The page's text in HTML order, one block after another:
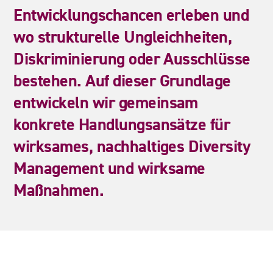
Entwicklungschancen erleben und
wo strukturelle Ungleichheiten,
Diskriminierung oderAusschlüsse
bestehen. Aufdieser Grundlage
entwickelnwir gemeinsam
konkrete Handlungsansätzefür
wirksames, nachhaltiges Diversity
Management undwirksame
Maßnahmen.